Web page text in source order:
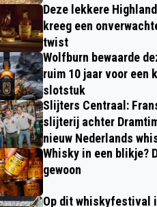
Deze lekkere
kreeg een
twist
Wolfburn bewaarde
ruim 10 jaar voor een
slotstuk
Slijters Centraal:
slijterij achter
nieuw Nederlands
Whisky in een blikje?
gewoon
Op dit whiskyfestival